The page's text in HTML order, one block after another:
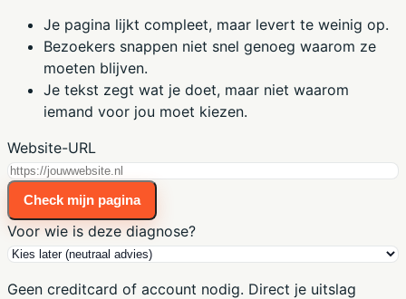
Je pagina lijkt compleet, maar levert te weinig op.
Bezoekers snappen niet snel genoeg waarom ze
moeten blijven.
Je tekst zegt wat je doet, maar niet waarom
iemand voor jou moet kiezen.
Website-URL
Check mijn pagina
Voor wie is deze diagnose?
Geen creditcard of account nodig. Direct je uitslag